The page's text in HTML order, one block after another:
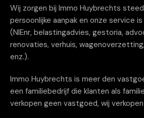
Wij zorgen bij Immo Huybrechts
persoonlijke aanpak en onze service
(NIEnr, belastingadvies, gestoria,
renovaties, verhuis,
enz.).
Immo Huybrechts is meer den
een familiebedrijf die klanten als
verkopen geen vastgoed, wij